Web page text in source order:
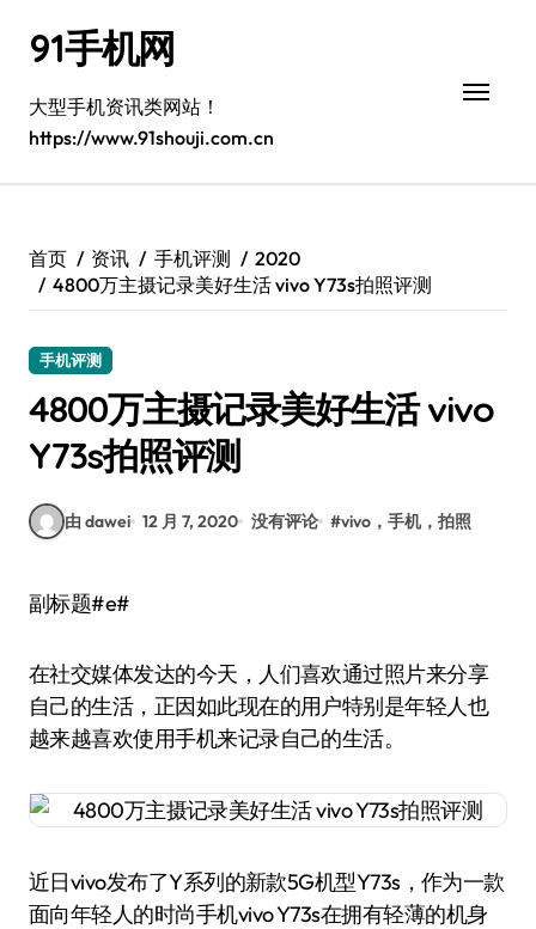
91手机网
大型手机资讯类网站！
https://www.91shouji.com.cn
首页 资讯 手机评测
2020
4800万主摄记录美好生活 vivo Y73s拍照评测
手机评测
4800万主摄记录美好生活 vivo
Y73s拍照评测
由 dawei 12 月 7, 2020 没有评论 #vivo，手机，拍照
副标题#e#
在社交媒体发达的今天，人们喜欢通过照片来分享
自己的生活，正因如此现在的用户特别是年轻人也
越来越喜欢使用手机来记录自己的生活。
近日vivo发布了Y系列的新款5G机型Y73s，作为一款
面向年轻人的时尚手机vivo Y73s在拥有轻薄的机身